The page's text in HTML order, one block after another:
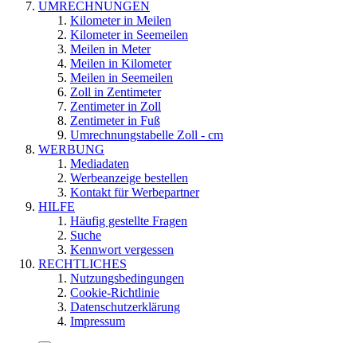
UMRECHNUNGEN
Kilometer in Meilen
Kilometer in Seemeilen
Meilen in Meter
Meilen in Kilometer
Meilen in Seemeilen
Zoll in Zentimeter
Zentimeter in Zoll
Zentimeter in Fuß
Umrechnungstabelle Zoll - cm
WERBUNG
Mediadaten
Werbeanzeige bestellen
Kontakt für Werbepartner
HILFE
Häufig gestellte Fragen
Suche
Kennwort vergessen
RECHTLICHES
Nutzungsbedingungen
Cookie-Richtlinie
Datenschutzerklärung
Impressum